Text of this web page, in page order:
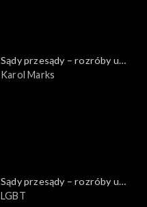
Sądy przesądy – rozróby u
Kuby
Karol Marks
Sądy przesądy – rozróby u
Kuby
LGBT